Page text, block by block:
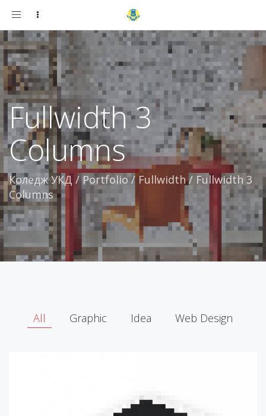
Toggle
Fullwidth 3
Columns
Коледж УКД / Portfolio/ Fullwidth/ Fullwidth 3
Columns
All Graphic Idea Web Design